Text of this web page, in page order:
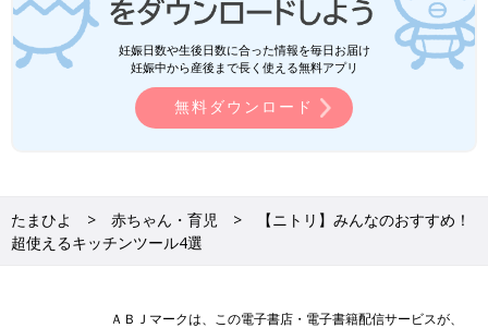
妊娠日数や生後日数に合った情報を毎日お届け
妊娠中から産後まで長く使える無料アプリ
無料ダウンロード
たまひよ 赤ちゃん・育児
【ニトリ】みんなのおすすめ！
超使えるキッチンツール4選
ＡＢＪマークは、この電子書店・電子書籍配信サービスが、